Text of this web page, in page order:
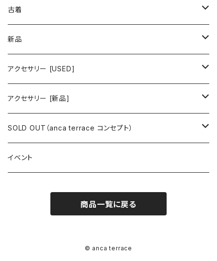
古着 春夏コレクション
古着
ワンピース/ドレス
ワンピース
ミニワンピース
オールインワン（オーバーオール/サロペット/ロンパース）
トップス
シャツ・ブラウス
ニット
ボトムス
スカート
パンツ
アウター
ジャケット
インナー
ブランドでさがす
新品
ワンピース/ドレス
ワンピース
ミニワンピース
トップス
シャツ・ブラウス
オーバーサイズシャツ
ボトムス
スカート
アウター
タグ（原産国、生産国、仕入国など）でさがす
アクセサリー [USED]
ピアス
イヤリング
イヤーカフ
アクセサリー [新品]
ピアス
イヤリング
ペンダントトップ
SOLD OUT（anca terrace コンセプト）
コーデ買い
イベント
商品一覧に戻る
© anca terrace